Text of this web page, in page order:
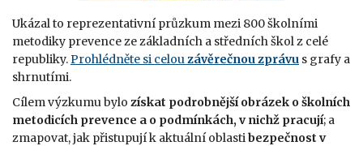
Ukázal to reprezentativní průzkum mezi 800 školními
metodiky prevence ze základních a středních škol z celé
republiky.Prohlédněte si celouzávěrečnou zprávu s grafy a
shrnutími.
Cílem výzkumu bylo získat podrobnější obrázek o školních
metodicích prevence a o podmínkách, v nichž pracují; a
zmapovat, jak přistupují k aktuální oblastibezpečnost v